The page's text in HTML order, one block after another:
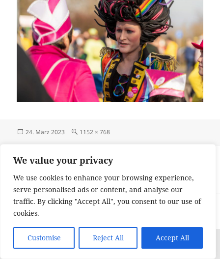
We value your privacy
We use cookies to enhance your browsing experience,
serve personalised ads or content, and analyse our
traffic. By clicking "Accept All", you consent to our use of
cookies.
Customise Reject All Accept All
Veröffentlicht
24. März 2023 Originalgröße
1152 × 768
VERÖFFENTLICHT IN
Fastnachtsdienstag im Zeichen des
Draiser Zugs
Impressum und Datenschutzerklärung
WordPress